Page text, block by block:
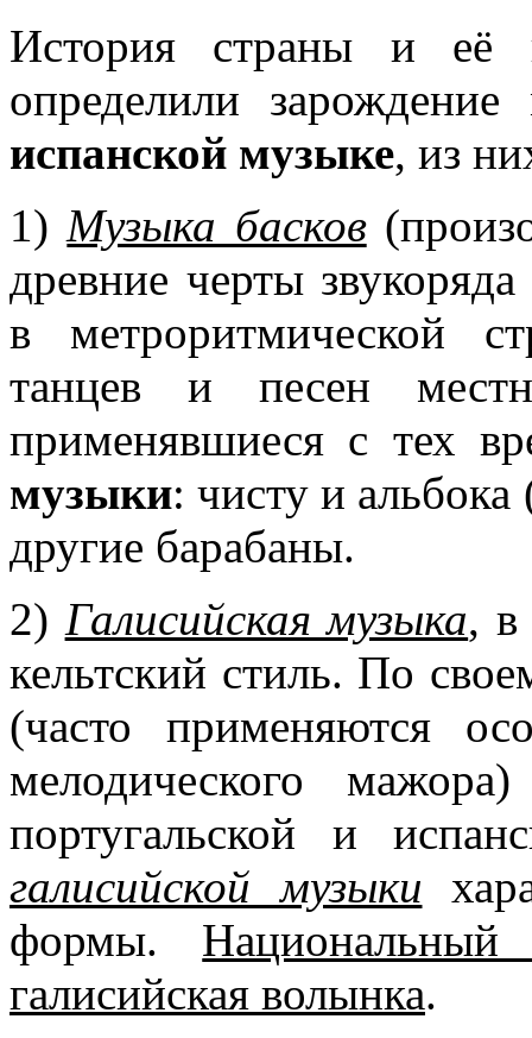
История страны и её
определили
испанской музыке, из
1)Музыка басков
древние черты
в метроритмической
танцев и песен
применявшиеся с тех
музыки: чисту и
другие барабаны.
2) Галисийская музыка, в
кельтский стиль. По
(часто применяются
мелодического
португальской и
галисийской музыки
формы.
галисийская волынка.